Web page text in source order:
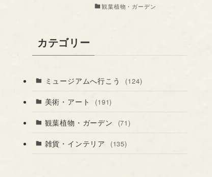
観葉植物・ガーデン
カテゴリー
ミュージアムへ行こう (124)
美術・アート (191)
観葉植物・ガーデン (71)
雑貨・インテリア (135)